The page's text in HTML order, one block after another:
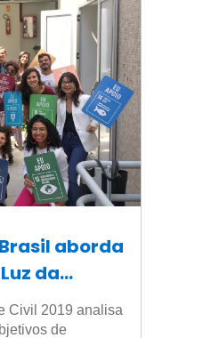
aborda
da
Civil 2019 analisa
de